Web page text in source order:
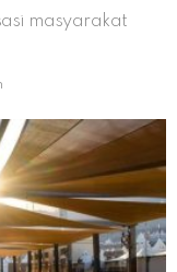
masyarakat